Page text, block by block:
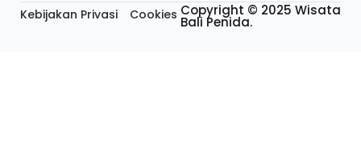
Copyright © 2025 Wisata
Bali Penida.
Kebijakan Privasi Cookies